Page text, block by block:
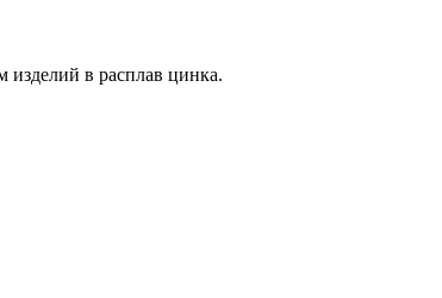
в расплав цинка.